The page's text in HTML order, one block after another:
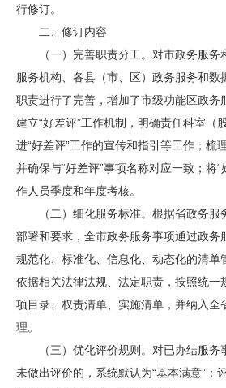
行修订。
二、修订内容
（一）完善职责分工。对市政务服务
服务机构、各县（市、区）政务服务和数
职责进行了完善，增加了市级功能区政务
建立“好差评”工作机制，明确责任科室（
进“好差评”工作的宣传和指引等工作；梳
并确保与“好差评”事项名称对应一致；将
作人员季度和年度考核。
（二）细化服务标准。根据省政务服
部署和要求，全市政务服务事项通过政务
规范化、标准化、信息化、动态化的清单
依据相关法律法规、法定职责，按照统一
项目录、权责清单、实施清单，并纳入全
理。
（三）优化评价规则。对已办结服务
未做出评价的，系统默认为“基本满意”；